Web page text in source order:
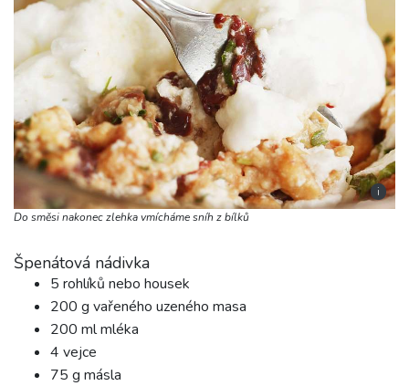
i
Do směsi nakonec zlehka vmícháme sníh z bílků
Špenátová nádivka
5 rohlíků nebo housek
200 g vařeného uzeného masa
200 ml mléka
4 vejce
75 g másla